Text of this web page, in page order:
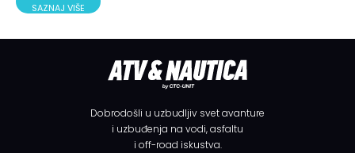
SAZNAJ VIŠE
Dobrodošli u uzbudljiv svet avanture
i uzbuđenja na vodi, asfaltu
i off-road iskustva.